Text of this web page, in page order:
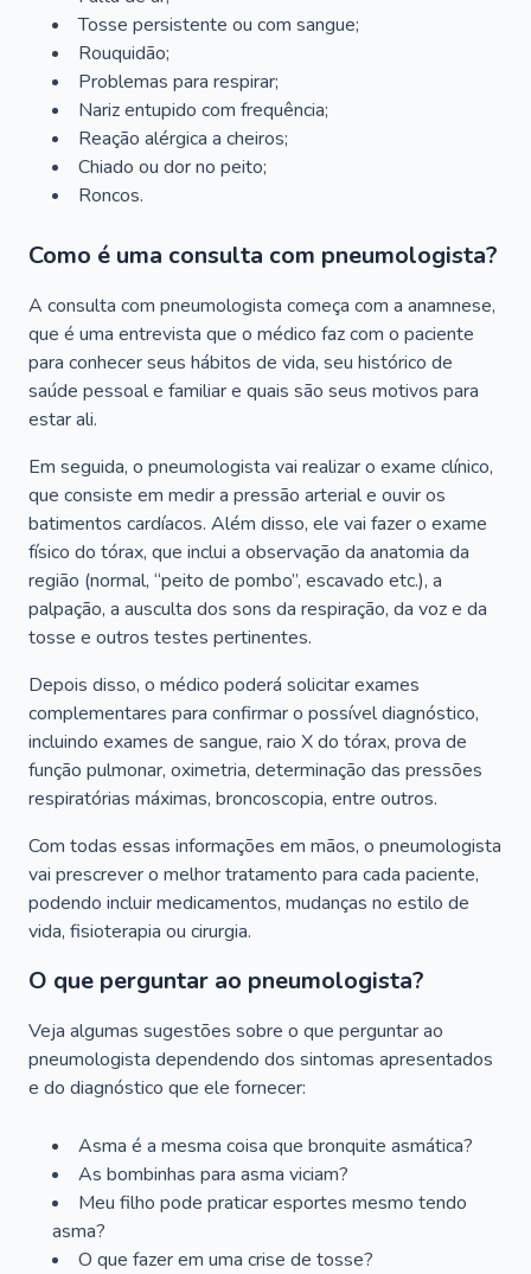
Tosse persistente ou com sangue;
Rouquidão;
Problemas para respirar;
Nariz entupido com frequência;
Reação alérgica a cheiros;
Chiado ou dor no peito;
Roncos.
Como é uma consulta com pneumologista?
A consulta com pneumologista começa com a anamnese,
que é uma entrevista que o médico faz com o paciente
para conhecer seus hábitos de vida, seu histórico de
saúde pessoal e familiar e quais são seus motivos para
estar ali.
Em seguida, o pneumologista vai realizar o exame clínico,
que consiste em medir a pressão arterial e ouvir os
batimentos cardíacos. Além disso, ele vai fazer o exame
físico do tórax, que inclui a observação da anatomia da
região (normal, “peito de pombo”, escavado etc.), a
palpação, a ausculta dos sons da respiração, da voz e da
tosse e outros testes pertinentes.
Depois disso, o médico poderá solicitar exames
complementares para confirmar o possível diagnóstico,
incluindo exames de sangue, raio X do tórax, prova de
função pulmonar, oximetria, determinação das pressões
respiratórias máximas, broncoscopia, entre outros.
Com todas essas informações em mãos, o pneumologista
vai prescrever o melhor tratamento para cada paciente,
podendo incluir medicamentos, mudanças no estilo de
vida, fisioterapia ou cirurgia.
O que perguntar ao pneumologista?
Veja algumas sugestões sobre o que perguntar ao
pneumologista dependendo dos sintomas apresentados
e do diagnóstico que ele fornecer:
Asma é a mesma coisa que bronquite asmática?
As bombinhas para asma viciam?
Meu filho pode praticar esportes mesmo tendo
asma?
O que fazer em uma crise de tosse?